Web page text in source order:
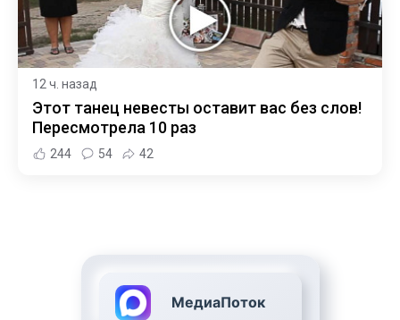
12 ч. назад
Этот танец невесты оставит вас без слов!
Пересмотрела 10 раз
244 54 42
МедиаПоток